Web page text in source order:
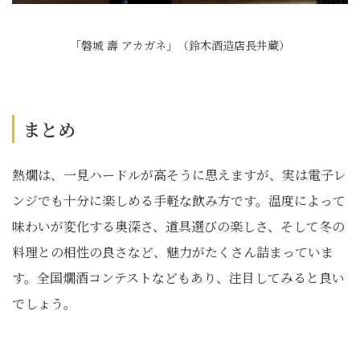
「磐城 壽 アカガネ」（鈴木酒造店長井蔵）
まとめ
熱燗は、一見ハードルが高そうに思えますが、実は電子レ
ンジでも十分に楽しめる手軽な飲み方です。温度によって
味わいが変化する奥深さ、道具選びの楽しさ、そして冬の
料理との相性の良さなど、魅力がたくさん詰まっていま
す。全国燗酒コンテストなどもあり、注目してみると良い
でしょう。